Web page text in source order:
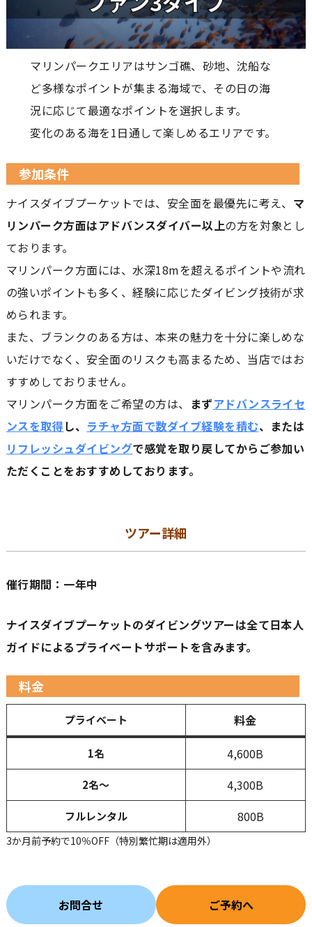
マリンパークエリアはサンゴ礁、砂地、沈船な
ど多様なポイントが集まる海域で、その日の海
況に応じて最適なポイントを選択します。
変化のある海を1日通して楽しめるエリアです。
参加条件
ナイスダイブプーケットでは、安全面を最優先に考え、 マ
リンパーク方面はアドバンスダイバー以上の方を対象とし
ております。
マリンパーク方面には、水深18mを超えるポイントや流れ
の強いポイントも多く、経験に応じたダイビング技術が求
められます。
また、ブランクのある方は、本来の魅力を十分に楽しめな
いだけでなく、安全面のリスクも高まるため、当店ではお
すすめしておりません。
マリンパーク方面をご希望の方は、 まずアドバンスライセ
ンスを取得し、 ラチャ方面で数ダイブ経験を積む、または
リフレッシュダイビングで感覚を取り戻してからご参加い
ただくことをおすすめしております。
ツアー詳細
催行期間：一年中
ナイスダイブプーケットのダイビングツアーは全て日本人
ガイドによるプライベートサポートを含みます。
料金
プライベート 料金
1名 4,600B
2名～ 4,300B
フルレンタル 800B
3か月前予約で10％OFF（特別繁忙期は適用外）
お問合せ ご予約へ